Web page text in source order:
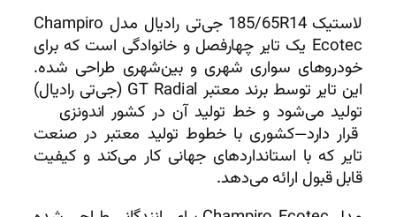
لاستیک 185/65R14 جی‌تی رادیال مدل Champiro
Ecotec یک تایر چهارفصل و خانوادگی است که برای
خودروهای سواری شهری و بین‌شهری طراحی شده.
این تایر توسط برند معتبر GT Radial (جی‌تی رادیال)
تولید می‌شود و خط تولید آن در کشور اندونزی
قرار دارد—کشوری با خطوط تولید معتبر در صنعت
تایر که با استانداردهای جهانی کار می‌کند و کیفیت
قابل قبول ارائه می‌دهد.